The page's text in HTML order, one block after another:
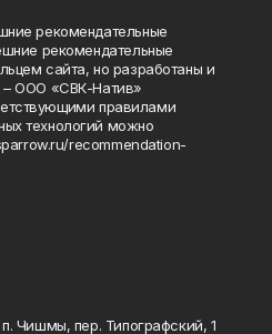
рекомендательные
рекомендательные
сайта, но разработаны и
– ООО «СВК-Натив»
правилами
технологий можно
recommendation-
Чишмы, пер. Типографский, 1